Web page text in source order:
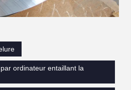
ordinateur entaillant la